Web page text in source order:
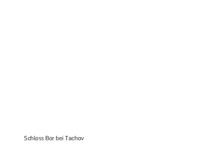
Schloss Bor bei Tachov